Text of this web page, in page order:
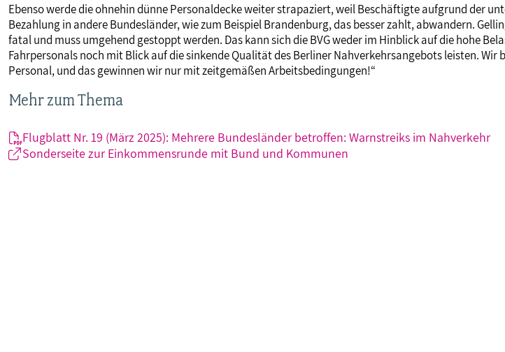
Ebenso werde die ohnehin dünne Personaldecke weiter strapaziert, weil Beschäftigte aufgrund der
Bezahlung in andere Bundesländer, wie zum Beispiel Brandenburg, das besser zahlt, abwandern.
fatal und muss umgehend gestoppt werden. Das kann sich die BVG weder im Hinblick auf die hohe
Fahrpersonals noch mit Blick auf die sinkende Qualität des Berliner Nahverkehrsangebots leisten. Wir
Personal, und das gewinnen wir nur mit zeitgemäßen Arbeitsbedingungen!“
Mehr zum Thema
Flugblatt Nr. 19 (März 2025): Mehrere Bundesländer betroffen: Warnstreiks im Nahverkehr
Sonderseite zur Einkommensrunde mit Bund und Kommunen